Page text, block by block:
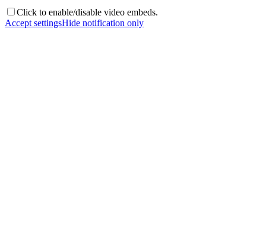
Click to enable/disable video embeds.
Accept settingsHide notification only